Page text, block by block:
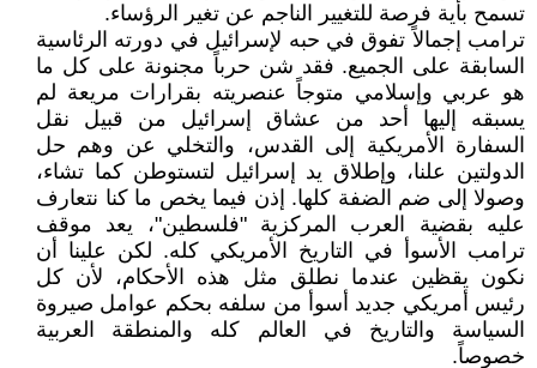
تسمح بأية فرصة للتغيير الناجم عن تغير الرؤساء.
ترامب إجمالاً تفوق في حبه لإسرائيل في دورته الرئاسية
السابقة على الجميع. فقد شن حرباً مجنونة على كل ما
هو عربي وإسلامي متوجاً عنصريته بقرارات مريعة لم
يسبقه إليها أحد من عشاق إسرائيل من قبيل نقل
السفارة الأمريكية إلى القدس، والتخلي عن وهم حل
الدولتين علنا، وإطلاق يد إسرائيل لتستوطن كما تشاء،
وصولا إلى ضم الضفة كلها. إذن فيما يخص ما كنا نتعارف
عليه بقضية العرب المركزية "فلسطين"، يعد موقف
ترامب الأسوأ في التاريخ الأمريكي كله. لكن علينا أن
نكون يقظين عندما نطلق مثل هذه الأحكام، لأن كل
رئيس أمريكي جديد أسوأ من سلفه بحكم عوامل صيروة
السياسة والتاريخ في العالم كله والمنطقة العربية
خصوصاً.